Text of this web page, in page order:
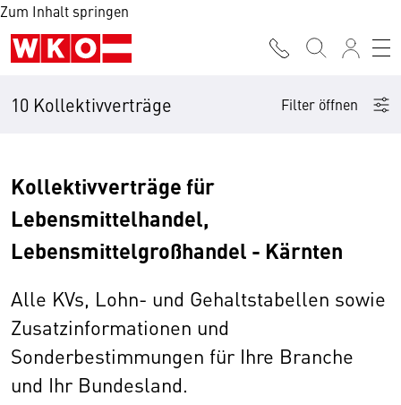
Zum Inhalt springen
10 Kollektivverträge Filter öffnen
Kollektivverträge für
Lebensmittelhandel,
Lebensmittelgroßhandel - Kärnten
Alle KVs, Lohn- und Gehaltstabellen sowie
Zusatzinformationen und
Sonderbestimmungen für Ihre Branche
und Ihr Bundesland.